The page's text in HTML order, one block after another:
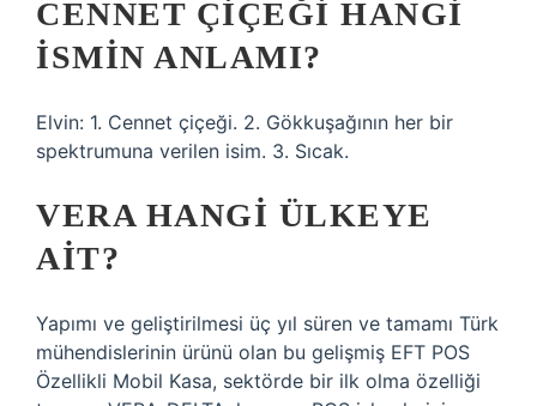
CENNET ÇIÇEĞI HANGI
ISMIN ANLAMI?
Elvin: 1. Cennet çiçeği. 2. Gökkuşağının her bir
spektrumuna verilen isim. 3. Sıcak.
VERA HANGI ÜLKEYE
AIT?
Yapımı ve geliştirilmesi üç yıl süren ve tamamı Türk
mühendislerinin ürünü olan bu gelişmiş EFT POS
Özellikli Mobil Kasa, sektörde bir ilk olma özelliği